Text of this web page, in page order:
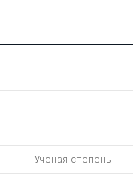
Ученая степень